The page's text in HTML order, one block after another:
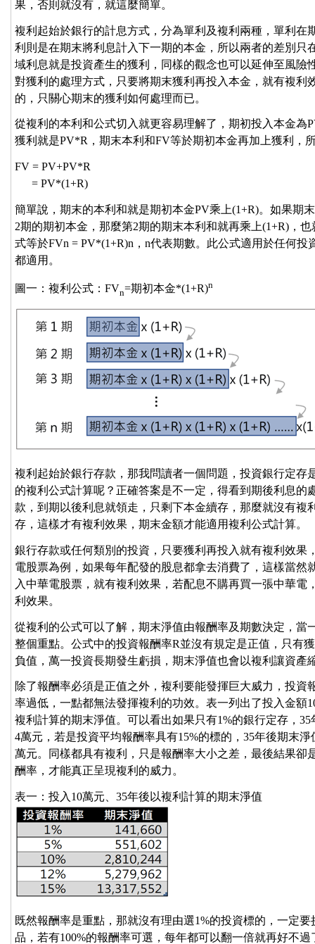
果，否則就沒有，就這麼簡單。
複利起始於銀行的計息方式，分為單利及複利兩種，單利在
利則是在期末將利息計入下一期的本金，所以兩者的差別只
域利息就是投資產生的獲利，同樣的觀念也可以延伸至風險
對獲利的處理方式，只要將期末獲利再投入本金，就有複利
的，只關心期末的獲利如何處理而已。
從複利的本利和公式切入就更容易理解了，期初投入本金為
獲利就是PV*R，期末本利和FV等於期初本金再加上獲利，
FV = PV+PV*R
= PV*(1+R)
簡單說，期末的本利和就是期初本金PV乘上(1+R)。如果期
2期的期初本金，那麼第2期的期末本利和就再乘上(1+R)，
式等於FVn = PV*(1+R)n，n代表期數。此公式適用於任何
都適用。
圖一：複利公式：FVn=期初本金*(1+R)n
複利起始於銀行存款，那我問讀者一個問題，投資銀行定存
的複利公式計算呢？正確答案是不一定，得看到期後利息的
款，到期以後利息就領走，只剩下本金續存，那麼就沒有複
存，這樣才有複利效果，期末金額才能適用複利公式計算。
銀行存款或任何類別的投資，只要獲利再投入就有複利效果
電股票為例，如果每年配發的股息都拿去消費了，這樣當然
入中華電股票，就有複利效果，若配息不購再買一張中華電
利效果。
從複利的公式可以了解，期末淨值由報酬率及期數決定，當
整個重點。公式中的投資報酬率R並沒有規定是正值，只有
負值，萬一投資長期發生虧損，期末淨值也會以複利讓資產
除了報酬率必須是正值之外，複利要能發揮巨大威力，投資
率過低，一點都無法發揮複利的功效。表一列出了投入金額
複利計算的期末淨值。可以看出如果只有1%的銀行定存，
4萬元，若是投資平均報酬率具有15%的標的，35年後期末
萬元。同樣都具有複利，只是報酬率大小之差，最後結果卻
酬率，才能真正呈現複利的威力。
表一：投入10萬元、35年後以複利計算的期末淨值
既然報酬率是重點，那就沒有理由選1%的投資標的，一定
品，若有100%的報酬率可選，每年都可以翻一倍就再好不